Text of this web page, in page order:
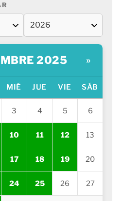
2025 »
MIÉ JUE VIE SÁB
3 4 5 6
10 11 12 13
17 18 19 20
24 25 26 27